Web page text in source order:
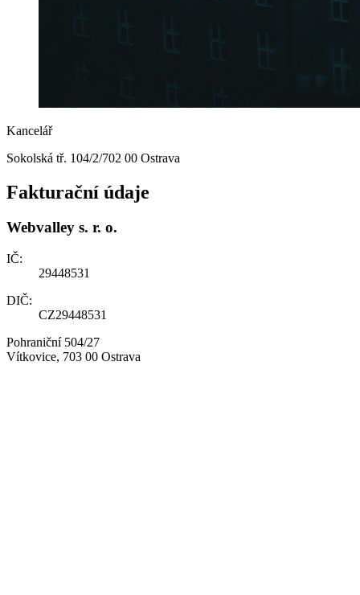
Kancelář
Sokolská tř. 104/2/702 00 Ostrava
Fakturační údaje
Webvalley s. r. o.
IČ:
29448531
DIČ:
CZ29448531
Pohraniční 504/27
Vítkovice, 703 00 Ostrava